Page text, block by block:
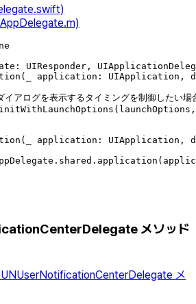
: UIResponder ,
( application: UIApplication,
アログを表示するタイミングを制御した
initWithLaunchOptions (
( application: UIApplication,
shared . application (
メソッド
メ